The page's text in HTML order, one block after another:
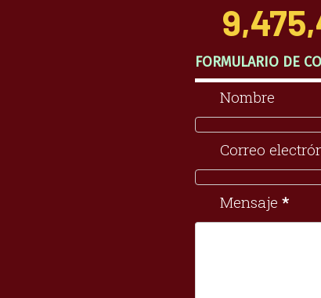
FORMULARIO DE
Nombre
Correo
Mensaje *